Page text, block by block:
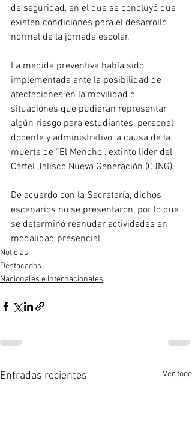
de seguridad, en el que se concluyó que
existen condiciones para el desarrollo
normal de la jornada escolar.
La medida preventiva había sido
implementada ante la posibilidad de
afectaciones en la movilidad o
situaciones que pudieran representar
algún riesgo para estudiantes, personal
docente y administrativo, a causa de la
muerte de “El Mencho”, extinto líder del
Cártel Jalisco Nueva Generación (CJNG).
De acuerdo con la Secretaría, dichos
escenarios no se presentaron, por lo que
se determinó reanudar actividades en
modalidad presencial.
Noticias
Destacados
Nacionales e Internacionales
Entradas recientes Ver todo